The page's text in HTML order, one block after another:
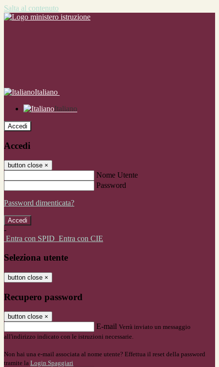
Salta al contenuto
Italiano
Italiano
Accedi
Accedi
button close ×
Nome Utente
Password
Password dimenticata?
-
Entra con SPID Entra con CIE
Seleziona utente
button close ×
Recupero password
button close ×
E-mail Verrà inviato un messaggio
all'indirizzo indicato con le istruzioni necessarie.
Non hai una e-mail associata al nome utente? Effettua il reset della password
tramite la Login Spaggiari